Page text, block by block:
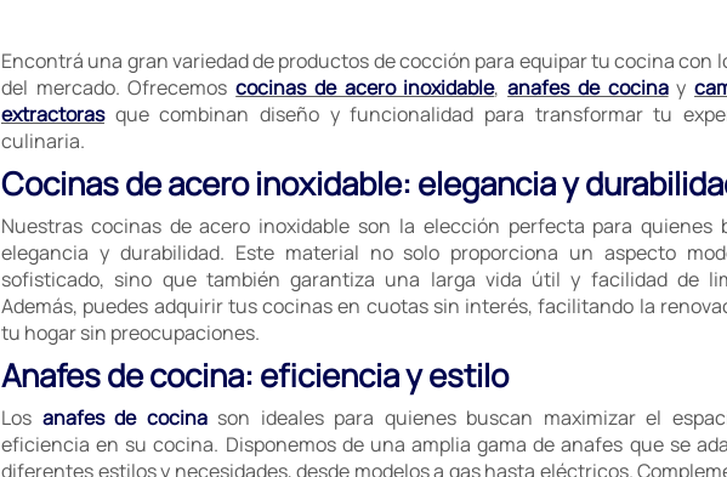
Encontrá una gran variedad de productos de cocción para equipar tu cocina con
del mercado. Ofrecemoscocinas de acero inoxidable,anafes de cocinay
extractorasque combinan diseño y funcionalidad para transformar tu
culinaria.
Cocinas de acero inoxidable: elegancia y
Nuestras cocinas de acero inoxidable son la elección perfecta para quienes
elegancia y durabilidad. Este material no solo proporciona un aspecto
sofisticado, sino que también garantiza una larga vida útil y facilidad de
Además, puedes adquirir tus cocinas en cuotas sin interés, facilitando la
tu hogar sin preocupaciones.
Anafes de cocina: eficiencia y estilo
Los anafes de cocinason ideales para quienes buscan maximizar el
eficiencia en su cocina. Disponemos de una amplia gama de anafes que se
diferentes estilos y necesidades, desde modelos a gas hasta eléctricos.